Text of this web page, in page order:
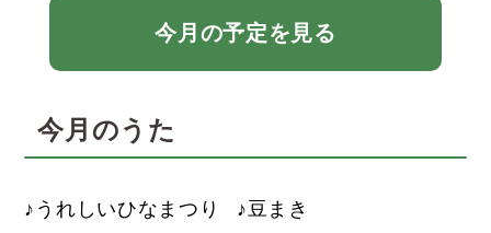
今月の予定を見る
今月のうた
うれしいひなまつり
豆まき